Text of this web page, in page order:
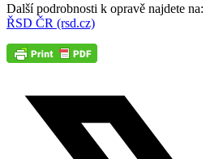
Další podrobnosti k opravě najdete na:
ŘSD ČR (rsd.cz)